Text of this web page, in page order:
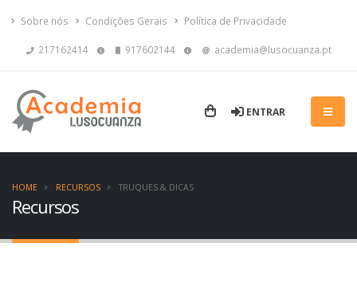
Sobre nós Condições Gerais Política de Privacidade
217162414 917602144 academia@lusocuanza.pt
ENTRAR
Recursos
HOME RECURSOS TRUQUES & DICAS